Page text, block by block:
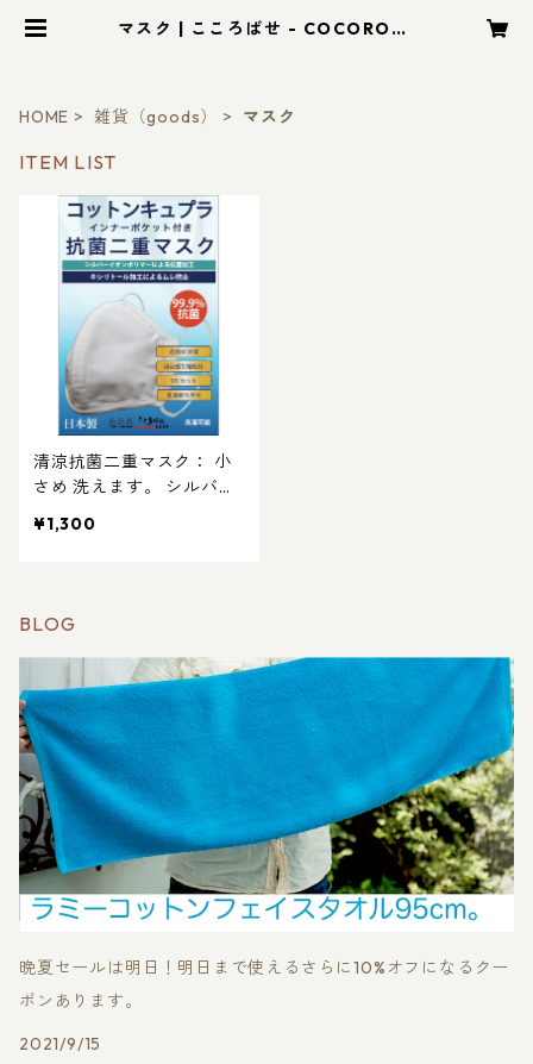
マスク | こころばせ - COCOROBA
HOME 雑貨（goods） マスク
ITEM LIST
清涼抗菌二重マスク： 小
さめ 洗えます。 シルバー
リトール加工でお肌に優し
¥1,300
BLOG
晩夏セールは明日！明日まで使えるさらに10%オフになるクー
ポンあります。
2021/9/15